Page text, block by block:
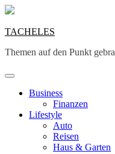
Skip
content
TACHELES
Themen auf den Punkt
Business
Finanzen
Lifestyle
Auto
Reisen
Haus & Garten